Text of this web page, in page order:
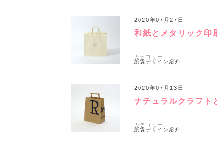
和紙とメタリック印
2020年07月27日
カテゴリー：
紙袋デザイン紹介
ナチュラルクラフト
2020年07月13日
カテゴリー：
紙袋デザイン紹介